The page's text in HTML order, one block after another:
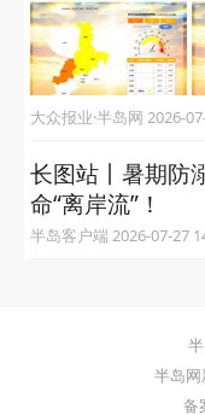
大众报业·半岛
长图站丨暑期防
命“离岸流”！
半岛客户端 2026-07-
半岛网
备